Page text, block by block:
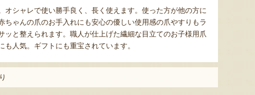
シャレで使い勝手良く、長く使えます。使った方が他の方に
ゃんの爪のお手入れにも安心の優しい使用感の爪やすりもラ
と整えられます。職人が仕上げた繊細な目立てのお子様用爪
人気。ギフトにも重宝されています。